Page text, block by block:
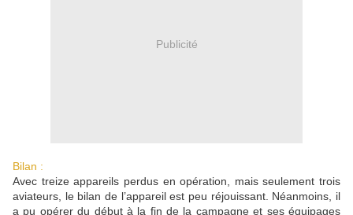
Publicité
Bilan :
Avec treize appareils perdus en opération, mais seulement trois
aviateurs, le bilan de l’appareil est peu réjouissant. Néanmoins, il
a pu opérer du début à la fin de la campagne et ses équipages